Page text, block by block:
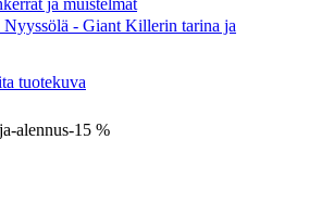
- Giant Killerin tarina ja
tuotekuva
alennus-15 %